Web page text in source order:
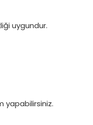
uygundur.
yapabilirsiniz.